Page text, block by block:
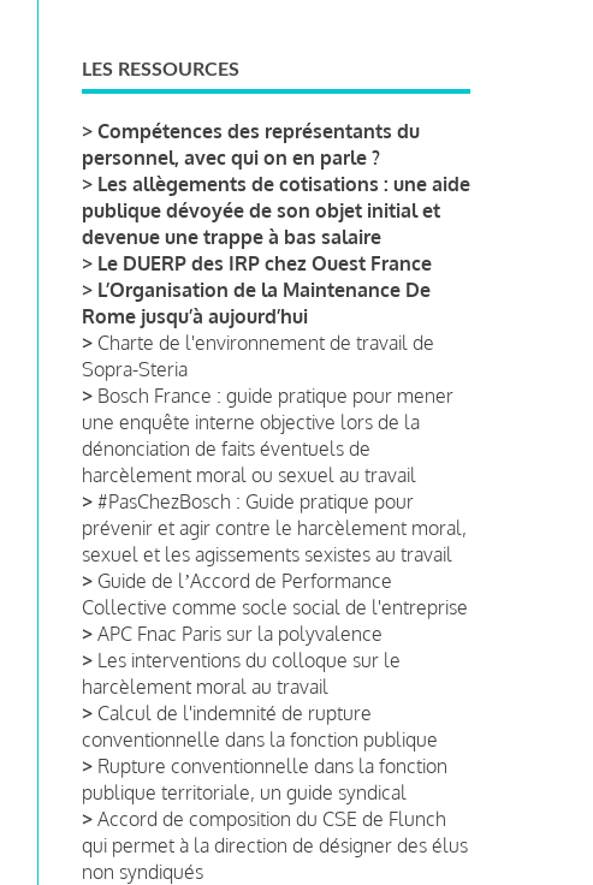
LES RESSOURCES
> Compétences des représentants du
personnel, avec qui on en parle ?
> Les allègements de cotisations : une aide
publique dévoyée de son objet initial et
devenue une trappe à bas salaire
> Le DUERP des IRP chez Ouest France
> L’Organisation de la Maintenance De
Rome jusqu’à aujourd’hui
> Charte de l'environnement de travail de
Sopra-Steria
> Bosch France : guide pratique pour mener
une enquête interne objective lors de la
dénonciation de faits éventuels de
harcèlement moral ou sexuel au travail
> #PasChezBosch : Guide pratique pour
prévenir et agir contre le harcèlement moral,
sexuel et les agissements sexistes au travail
> Guide de lʼAccord de Performance
Collective comme socle social de l'entreprise
> APC Fnac Paris sur la polyvalence
> Les interventions du colloque sur le
harcèlement moral au travail
> Calcul de l'indemnité de rupture
conventionnelle dans la fonction publique
> Rupture conventionnelle dans la fonction
publique territoriale, un guide syndical
> Accord de composition du CSE de Flunch
qui permet à la direction de désigner des élus
non syndiqués